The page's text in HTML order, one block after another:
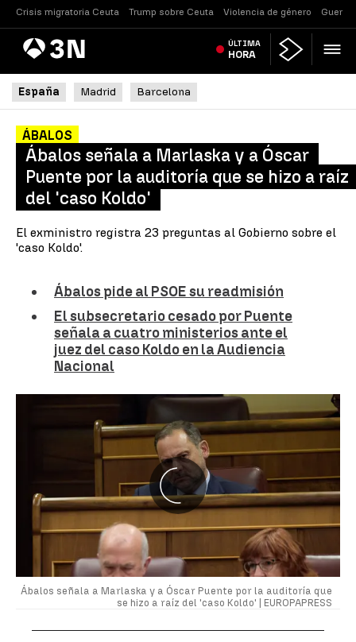
Crisis migratoria Ceuta Trump sobre Ceuta Violencia de género Guerra
AntenaNoticias ÚLTIMA
HORA
España Madrid Barcelona
ÁBALOS
Ábalos señala a Marlaska y a Óscar
Puente por la auditoría que se hizo a raíz
del 'caso Koldo'
El exministro registra 23 preguntas al Gobierno sobre el
'caso Koldo'.
Ábalos pide al PSOE su readmisión
El subsecretario cesado por Puente
señala a cuatro ministerios ante el
juez del caso Koldo en la Audiencia
Nacional
Ábalos señala a Marlaska y a Óscar Puente por la auditoría que
se hizo a raíz del 'caso Koldo' | EUROPAPRESS